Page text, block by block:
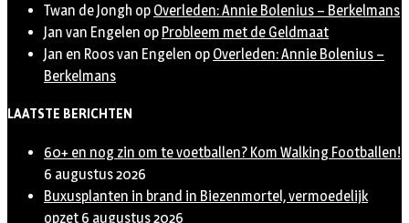
Twan de Jongh op Overleden: Annie Bolenius – Berkelmans
Jan van Engelen op Probleem met de Geldmaat
Jan en Roos van Engelen op Overleden: Annie Bolenius –
Berkelmans
LAATSTE BERICHTEN
60+ en nog zin om te voetballen? Kom Walking Footballen!
6 augustus 2026
Buxusplanten in brand in Biezenmortel, vermoedelijk
opzet 6 augustus 2026